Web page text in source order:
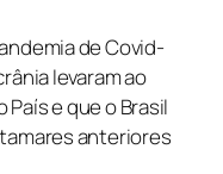
de Covid-
levaram ao
e que o Brasil
anteriores